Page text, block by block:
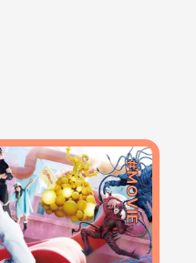
#MOVIE